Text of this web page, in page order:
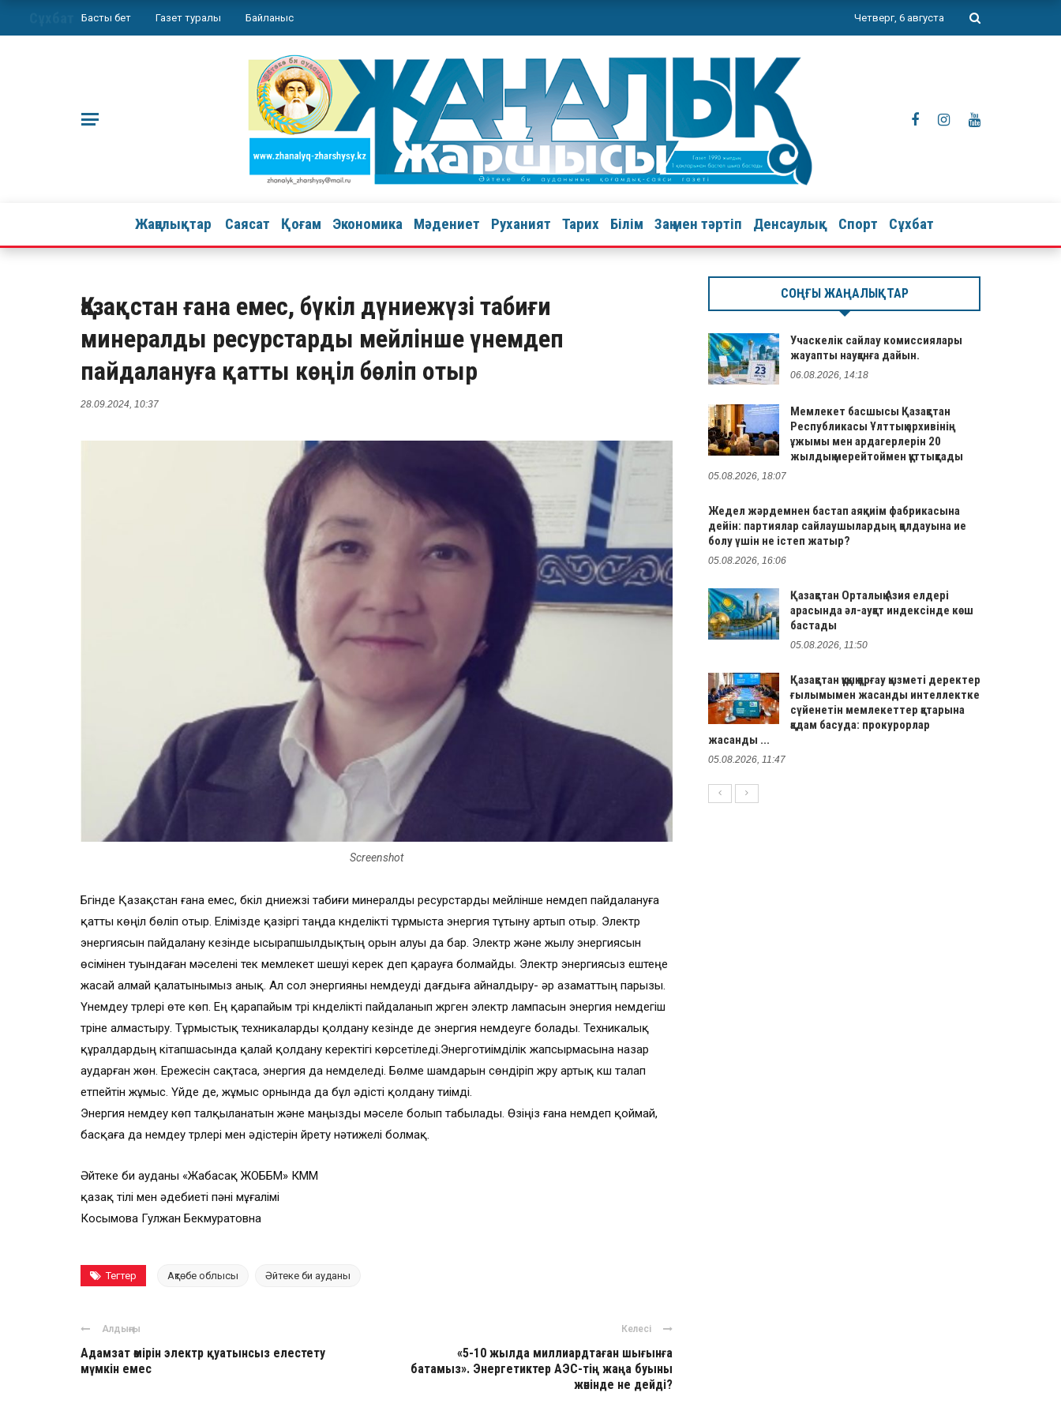
Басты бет Газет туралы Байланыс Четверг, 6 августа
Жаңалықтар Саясат Қоғам Экономика Мәдениет Руханият Тарих Білім Заң мен тәртіп Денсаулық Спорт Сұхбат
Қазақстан ғана емес, бүкіл дүниежүзі табиғи
минералды ресурстарды мейлінше үнемдеп
пайдалануға қатты көңіл бөліп отыр
28.09.2024, 10:37
Screenshot
Бүгінде Қазақстан ғана емес, бүкіл дүниежүзі табиғи минералды ресурстарды мейлінше үнемдеп пайдалануға
қатты көңіл бөліп отыр. Елімізде қазіргі таңда күнделікті тұрмыста энергия тұтыну артып отыр. Электр
энергиясын пайдалану кезінде ысырапшылдықтың орын алуы да бар. Электр және жылу энергиясын
өсімінен туындаған мәселені тек мемлекет шешуі керек деп қарауға болмайды. Электр энергиясыз ештеңе
жасай алмай қалатынымыз анық. Ал сол энергияны үнемдеуді дағдыға айналдыру- әр азаматтың парызы.
Үнемдеу түрлері өте көп. Ең қарапайым түрі күнделікті пайдаланып жүрген электр лампасын энергия үнемдегіш
түріне алмастыру. Тұрмыстық техникаларды қолдану кезінде де энергия үнемдеуге болады. Техникалық
құралдардың кітапшасында қалай қолдану керектігі көрсетіледі.Энерготиімділік жапсырмасына назар
аударған жөн. Ережесін сақтаса, энергия да үнемделеді. Бөлме шамдарын сөндіріп жүру артық күш талап
етпейтін жұмыс. Үйде де, жұмыс орнында да бұл әдісті қолдану тиімді.
Энергия үнемдеу көп талқыланатын және маңызды мәселе болып табылады. Өзіңіз ғана үнемдеп қоймай,
басқаға да үнемдеу түрлері мен әдістерін үйрету нәтижелі болмақ.
Әйтеке би ауданы «Жабасақ ЖОББМ» КММ
қазақ тілі мен әдебиеті пәні мұғалімі
Косымова Гулжан Бекмуратовна
Тегтер Ақтөбе облысы Әйтеке би ауданы
Алдыңғы
Адамзат өмірін электр қуатынсыз елестету
мүмкін емес
Келесі
«5-10 жылда миллиардтаған шығынға
батамыз». Энергетиктер АЭС-тің жаңа буыны
жөнінде не дейді?
СОҢҒЫ ЖАҢАЛЫҚТАР
Учаскелік сайлау комиссиялары
жауапты науқанға дайын.
06.08.2026, 14:18
Мемлекет басшысы Қазақстан
Республикасы Ұлттық архивінің
ұжымы мен ардагерлерін 20
жылдық мерейтоймен құттықтады
05.08.2026, 18:07
Жедел жәрдемнен бастап аяқкиім фабрикасына
дейін: партиялар сайлаушылардың қолдауына ие
болу үшін не істеп жатыр?
05.08.2026, 16:06
Қазақстан Орталық Азия елдері
арасында әл-ауқат индексінде көш
бастады
05.08.2026, 11:50
Қазақстан құқық қорғау қызметі деректер
ғылымымен жасанды интеллектке
сүйенетін мемлекеттер қатарына
қадам басуда: прокурорлар
жасанды ...
05.08.2026, 11:47